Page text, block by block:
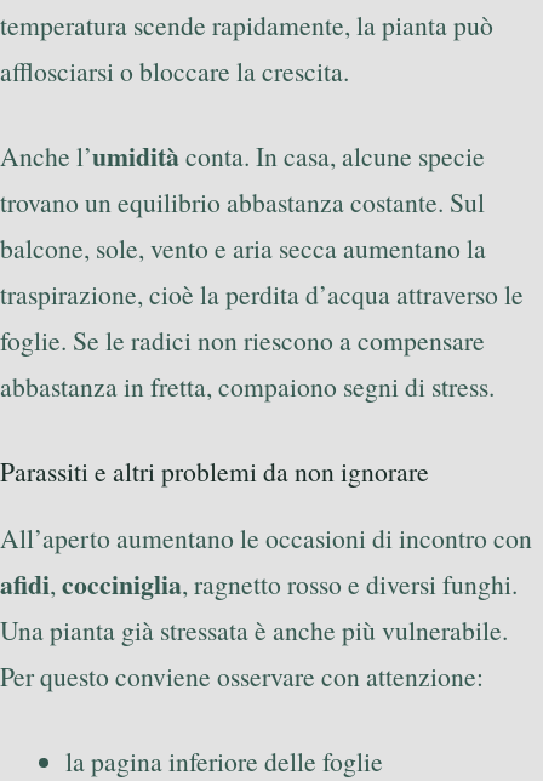
temperatura scende rapidamente, la pianta può
afflosciarsi o bloccare la crescita.
Anche l’umiditàconta. In casa, alcune specie
trovano un equilibrio abbastanza costante. Sul
balcone, sole, vento e aria secca aumentano la
traspirazione, cioè la perdita d’acqua attraverso le
foglie. Se le radici non riescono a compensare
abbastanza in fretta, compaiono segni di stress.
Parassiti e altri problemi da non ignorare
All’aperto aumentano le occasioni di incontro con
afidi, cocciniglia, ragnetto rosso e diversi funghi.
Una pianta già stressata è anche più vulnerabile.
Per questo conviene osservare con attenzione:
la pagina inferiore delle foglie